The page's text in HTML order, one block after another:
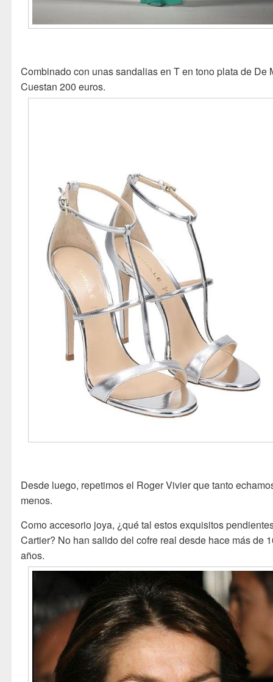
Combinado con unas sandalias en T en tono plata de De
Cuestan 200 euros.
Desde luego, repetimos el Roger Vivier que tanto
menos.
Como accesorio joya, ¿qué tal estos exquisitos
Cartier? No han salido del cofre real desde hace más de
años.